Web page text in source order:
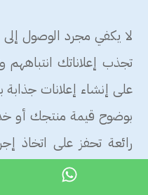
لا يكفي مجرد الوصول
تجذب إعلاناتك انتباههم
على إنشاء إعلانات جذابة
بوضوح قيمة منتجك أو
رائعة تحفز على اتخاذ
إجراء عملية شراء أو